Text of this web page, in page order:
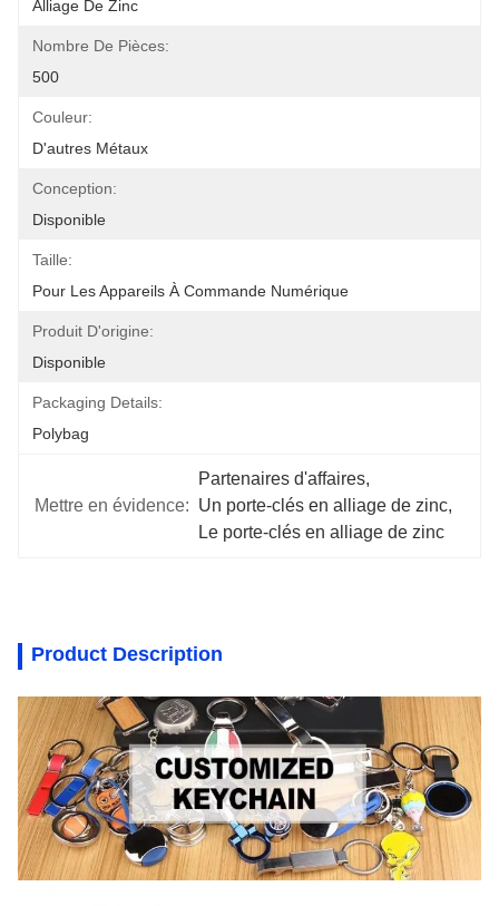
Alliage De Zinc
Nombre De Pièces:
500
Couleur:
D'autres Métaux
Conception:
Disponible
Taille:
Pour Les Appareils À Commande Numérique
Produit D'origine:
Disponible
Packaging Details:
Polybag
Mettre en évidence:
Partenaires d'affaires,
Un porte-clés en alliage de zinc,
Le porte-clés en alliage de zinc
Product Description